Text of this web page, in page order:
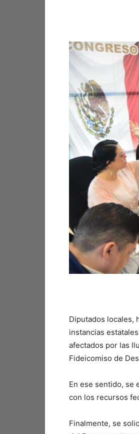
Diputados locales,
instancias
afectados por las
Fideicomiso de
En ese sentido, se
con los recursos
Finalmente, se